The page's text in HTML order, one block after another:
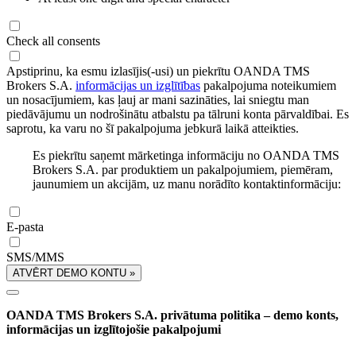
Check all consents
Apstiprinu, ka esmu izlasījis(-usi) un piekrītu OANDA TMS
Brokers S.A. informācijas un izglītības pakalpojuma noteikumiem
un nosacījumiem, kas ļauj ar mani sazināties, lai sniegtu man
piedāvājumu un nodrošinātu atbalstu pa tālruni konta pārvaldībai. Es
saprotu, ka varu no šī pakalpojuma jebkurā laikā atteikties.
Es piekrītu saņemt mārketinga informāciju no OANDA TMS
Brokers S.A. par produktiem un pakalpojumiem, piemēram,
jaunumiem un akcijām, uz manu norādīto kontaktinformāciju:
E-pasta
SMS/MMS
ATVĒRT DEMO KONTU »
OANDA TMS Brokers S.A. privātuma politika – demo konts,
informācijas un izglītojošie pakalpojumi